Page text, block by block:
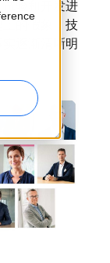
验和开发进
的假象，技
逐渐清晰明